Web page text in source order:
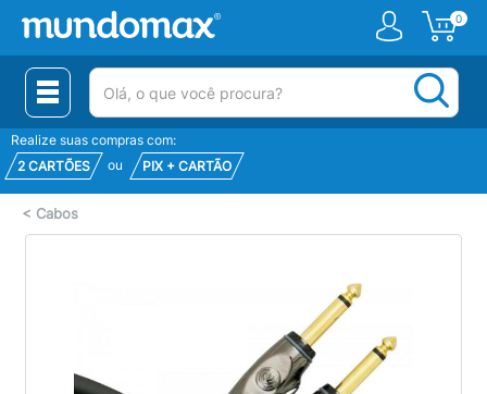
0
(pesquisar)
Realize suas compras com:
2 CARTÕES
ou PIX + CARTÃO
< Cabos